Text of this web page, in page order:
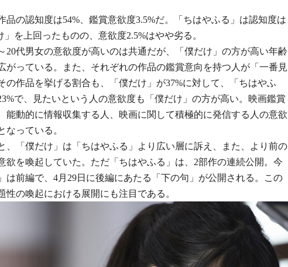
品の認知度は54%、鑑賞意欲度3.5%だ。「ちはやふる」は認知度は
」を上回ったものの、意欲度2.5%はやや劣る。
20代男女の意欲度が高いのは共通だが、「僕だけ」の方が高い年齢
がっている。また、それぞれの作品の鑑賞意向を持つ人が「一番見
の作品を挙げる割合も、「僕だけ」が37%に対して、「ちはやふ
で、見たいという人の意欲度も「僕だけ」の方が高い。映画鑑賞
能動的に情報収集する人、映画に関して積極的に発信する人の意欲
なっている。
、「僕だけ」は「ちはやふる」より広い層に訴え、また、より前の
欲を喚起していた。ただ「ちはやふる」は、2部作の連続公開。今
は前編で、4月29日に後編にあたる「下の句」が公開される。この
性の喚起における展開にも注目である。